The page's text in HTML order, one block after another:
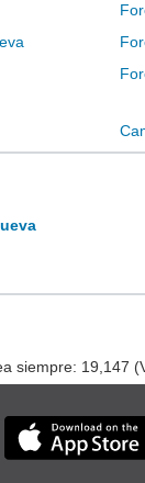
siempre: 19,147